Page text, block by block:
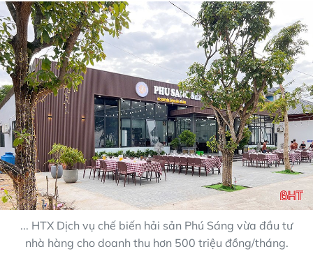
... HTX Dịch vụ chế biến hải sản Phú Sáng vừa đầu tư
nhà hàng cho doanh thu hơn 500 triệu đồng/tháng.